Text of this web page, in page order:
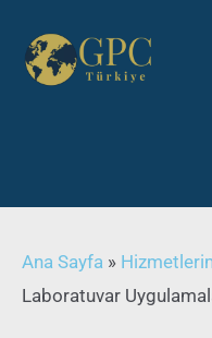
Ana Sayfa »
Laboratuvar